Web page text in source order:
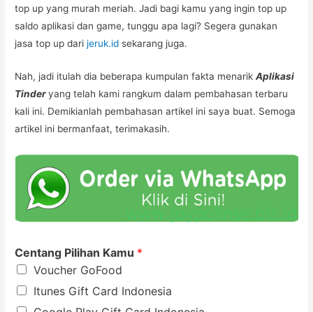
top up yang murah meriah. Jadi bagi kamu yang ingin top up
saldo aplikasi dan game, tunggu apa lagi? Segera gunakan
jasa top up darijeruk.id sekarang juga.
Nah, jadi itulah dia beberapa kumpulan fakta menarikAplikasi
Tinderyang telah kami rangkum dalam pembahasan terbaru
kali ini. Demikianlah pembahasan artikel ini saya buat. Semoga
artikel ini bermanfaat, terimakasih.
Centang Pilihan Kamu *
Voucher GoFood
Itunes Gift Card Indonesia